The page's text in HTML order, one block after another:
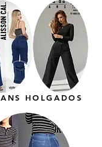
HOLGADOS